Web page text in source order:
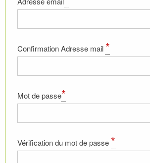
Confirmation Adresse mail *
Mot de passe*
Vérification du mot de passe *